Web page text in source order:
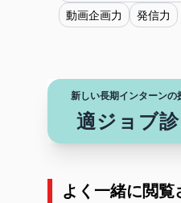
動画企画力
発信力
新しい長期インターンの
適ジョブ
よく一緒に閲覧